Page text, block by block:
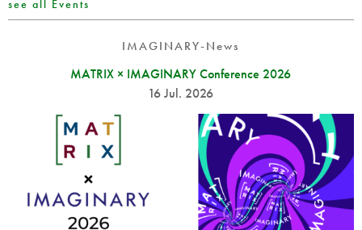
see all Events
IMAGINARY-News
MATRIX × IMAGINARY Conference 2026
16 Jul. 2026